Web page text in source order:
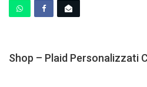
Shop – Plaid Personalizzati